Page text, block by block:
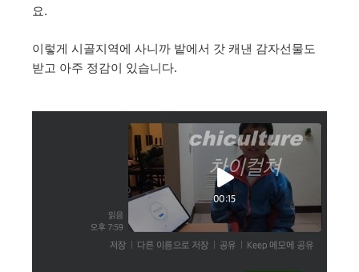
요.
이렇게 시골지역에 사니까 밭에서 갓 캐낸 감자선물도
받고 아주 정감이 있습니다.